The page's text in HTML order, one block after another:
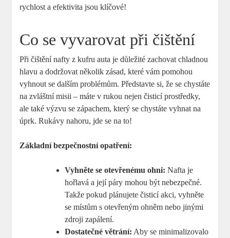
rychlost a efektivita jsou klíčové!
Co se vyvarovat při čištění
Při čištění nafty z kufru auta je důležité zachovat chladnou
hlavu a dodržovat několik zásad, které vám pomohou
vyhnout se dalším problémům. Představte si, že se chystáte
na zvláštní misii – máte v rukou nejen čisticí prostředky,
ale také výzvu se zápachem, který se chystáte vyhnat na
úprk. Rukávy nahoru, jde se na to!
Základní bezpečnostní opatření:
Vyhněte se otevřenému ohni: Nafta je
hořlavá a její páry mohou být nebezpečné.
Takže pokud plánujete čisticí akci, vyhněte
se místům s otevřeným ohněm nebo jinými
zdroji zapálení.
Dostatečné větrání: Aby se minimalizovalo